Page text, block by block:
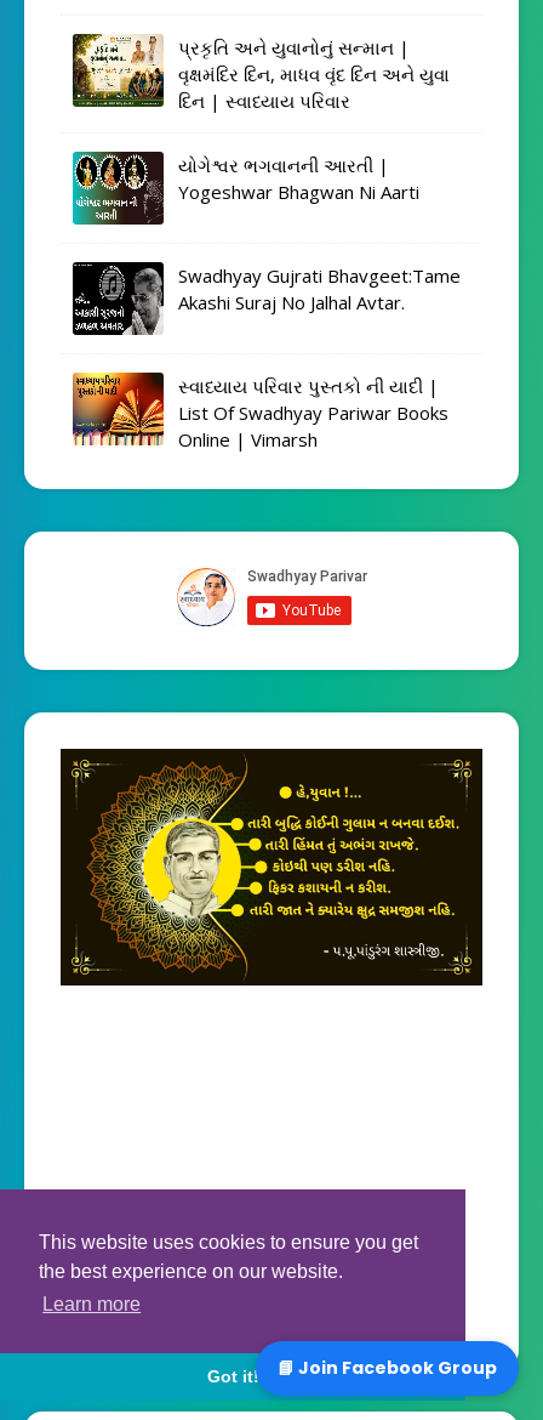
This website uses cookies to ensure you get
the best experience on our website.
Learn more
Got it!
પ્રકૃતિ અને યુવાનોનું સન્માન |
વૃક્ષમંદિર દિન, માધવ વૃંદ દિન અને યુવા
દિન | સ્વાધ્યાય પરિવાર
યોગેશ્વર ભગવાનની આરતી |
Yogeshwar Bhagwan Ni Aarti
Swadhyay Gujrati Bhavgeet:Tame
Akashi Suraj No Jalhal Avtar.
સ્વાધ્યાય પરિવાર પુસ્તકો ની યાદી |
List Of Swadhyay Pariwar Books
Online | Vimarsh
📘 Join Facebook Group